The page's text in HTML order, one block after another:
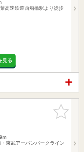
高速鉄道西船橋駅より徒歩
見る
お気に入
りに追加
東武アーバンパークライン